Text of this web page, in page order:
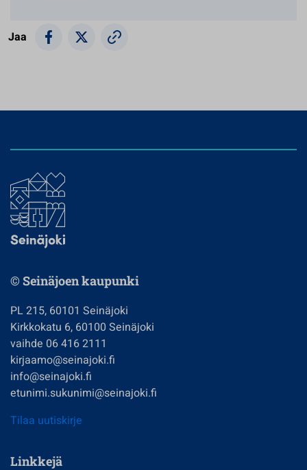
Jaa
© Seinäjoen kaupunki
PL 215, 60101 Seinäjoki
Kirkkokatu 6, 60100 Seinäjoki
vaihde 06 416 2111
kirjaamo@seinajoki.fi
info@seinajoki.fi
etunimi.sukunimi@seinajoki.fi
Tilaa uutiskirje
Linkkejä